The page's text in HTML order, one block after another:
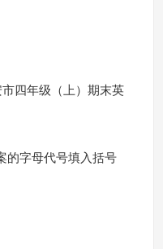
四年级（上）期末英
的字母代号填入括号